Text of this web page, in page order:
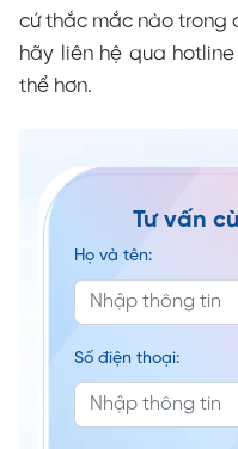
cứ thắc mắc nào trong
hãy liên hệ qua hotline
thể hơn.
Tư vấn
Họ và tên:
Số điện thoại: